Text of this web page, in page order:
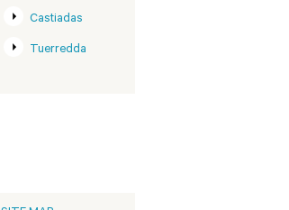
Castiadas
Tuerredda